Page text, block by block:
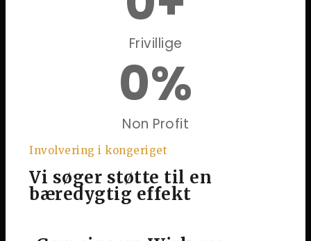
Frivillige
Non Profit
0%
Involvering i kongeriget
Vi søger støtte til en
bæredygtig effekt